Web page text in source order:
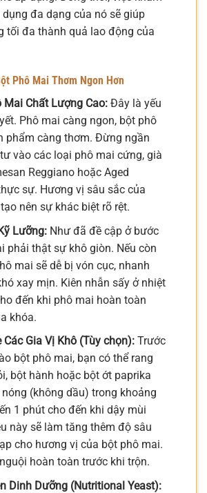
đa dạng của nó sẽ giúp
tối đa thành quả lao động của
Phô Mai Thơm Ngon Hơn
Mai Chất Lượng Cao:Đây là yếu
Phô mai càng ngon, bột phô
phẩm càng thơm. Đừng ngần
vào các loại phô mai cứng, già
Reggiano hoặc Aged
sự. Hương vị sâu sắc của
nên sự khác biệt rõ rệt.
Lưỡng:Như đã đề cập ở bước
phải thật sự khô giòn. Nếu còn
mai sẽ dễ bị vón cục, nhanh
xay mịn. Kiên nhẫn sấy ở nhiệt
đến khi phô mai hoàn toàn
khóa.
Các Gia Vị Khô (Tùy chọn):Trước
bột phô mai, bạn có thể rang
bột hành hoặc bột ớt paprika
(không dầu) trong khoảng
1 phút cho đến khi dậy mùi
này sẽ làm tăng thêm độ sâu
cho hương vị của bột phô mai.
hoàn toàn trước khi trộn.
Dinh Dưỡng (Nutritional Yeast):